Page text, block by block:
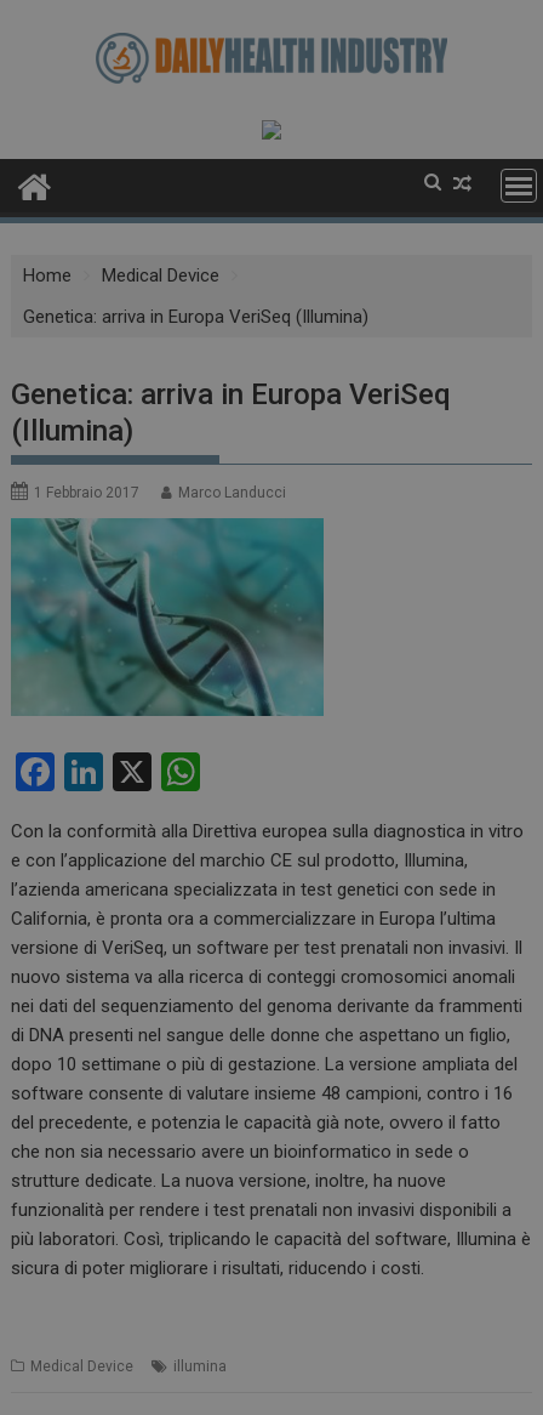
Home
Medical Device
Genetica: arriva in Europa VeriSeq (Illumina)
Genetica: arriva in Europa VeriSeq
(Illumina)
1 Febbraio 2017 Marco Landucci
F
ce
b
o
o
k
Li
ke
dI
n
X
at
s
A
p
p
Con la conformità alla Direttiva europea sulla diagnostica in vitro
e con l’applicazione del marchio CE sul prodotto, Illumina,
l’azienda americana specializzata in test genetici con sede in
California, è pronta ora a commercializzare in Europa l’ultima
versione di VeriSeq, un software per test prenatali non invasivi. Il
nuovo sistema va alla ricerca di conteggi cromosomici anomali
nei dati del sequenziamento del genoma derivante da frammenti
di DNA presenti nel sangue delle donne che aspettano un figlio,
dopo 10 settimane o più di gestazione. La versione ampliata del
software consente di valutare insieme 48 campioni, contro i 16
del precedente, e potenzia le capacità già note, ovvero il fatto
che non sia necessario avere un bioinformatico in sede o
strutture dedicate. La nuova versione, inoltre, ha nuove
funzionalità per rendere i test prenatali non invasivi disponibili a
più laboratori. Così, triplicando le capacità del software, Illumina è
sicura di poter migliorare i risultati, riducendo i costi.
Medical Device illumina